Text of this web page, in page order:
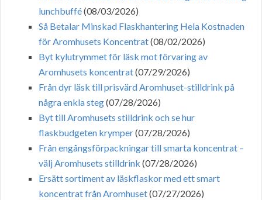
lunchbuffé(08/03/2026)
Så Betalar Minskad Flaskhantering Hela Kostnaden
för Aromhusets Koncentrat(08/02/2026)
Byt kylutrymmet för läsk mot förvaring av
Aromhusets koncentrat(07/29/2026)
Från dyr läsk till prisvärd Aromhuset-stilldrink på
några enkla steg(07/28/2026)
Byt till Aromhusets stilldrink och se hur
flaskbudgeten krymper(07/28/2026)
Från engångsförpackningar till smarta koncentrat –
välj Aromhusets stilldrink (07/28/2026)
Ersätt sortiment av läskflaskor med ett smart
koncentrat från Aromhuset(07/27/2026)